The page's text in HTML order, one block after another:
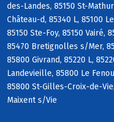
des-Landes, 85150 St-
Château-d, 85340 L, 85100
85150 Ste-Foy, 85150 Vairé,
85470 Bretignolles s/Mer,
85800 Givrand, 85220 L,
Landevieille, 85800 Le
85800 St-Gilles-Croix-de-
Maixent s/Vie